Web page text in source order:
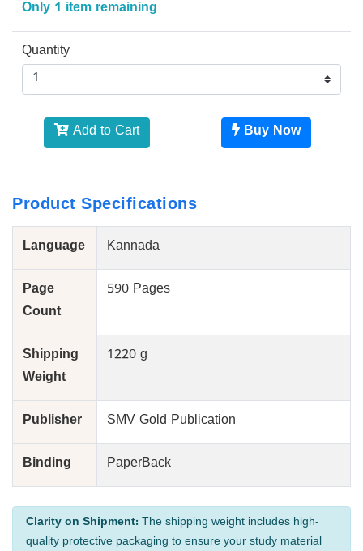
Only 1 item remaining
Quantity
Add to Cart Buy Now
Product Specifications
Language Kannada
Page
Count
590 Pages
Shipping
Weight
1220 g
Publisher SMV Gold Publication
Binding PaperBack
Clarity on Shipment: The shipping weight includes high-
quality protective packaging to ensure your study material